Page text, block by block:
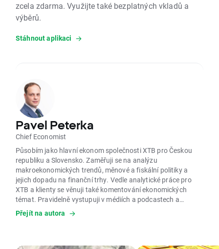
zcela zdarma. Využijte také bezplatných vkladů a
výběrů.
Stáhnout aplikaci
Pavel Peterka
Chief Economist
Působím jako hlavní ekonom společnosti XTB pro Českou
republiku a Slovensko. Zaměřuji se na analýzu
makroekonomických trendů, měnové a fiskální politiky a
jejich dopadu na finanční trhy. Vedle analytické práce pro
XTB a klienty se věnuji také komentování ekonomických
témat. Pravidelně vystupuji v médiích a podcastech a
publikuji v tisku. Současně vyučuji na Metropolitní univerzitě
Praha. Doktorské studium v aplikované ekonomii se
Přejít na autora